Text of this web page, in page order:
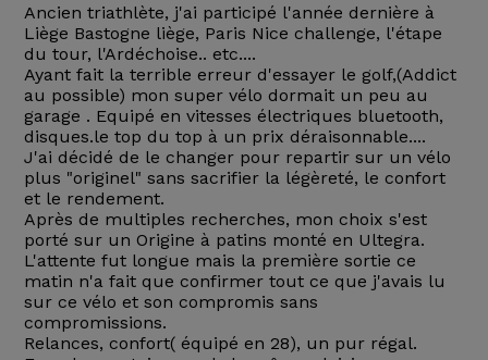
Ancien triathlète, j'ai participé l'année dernière à
Liège Bastogne liège, Paris Nice challenge, l'étape
du tour, l'Ardéchoise.. etc....
Ayant fait la terrible erreur d'essayer le golf,(Addict
au possible) mon super vélo dormait un peu au
garage . Equipé en vitesses électriques bluetooth,
disques.le top du top à un prix déraisonnable....
J'ai décidé de le changer pour repartir sur un vélo
plus "originel" sans sacrifier la légèreté, le confort
et le rendement.
Après de multiples recherches, mon choix s'est
porté sur un Origine à patins monté en Ultegra.
L'attente fut longue mais la première sortie ce
matin n'a fait que confirmer tout ce que j'avais lu
sur ce vélo et son compromis sans
compromissions.
Relances, confort( équipé en 28), un pur régal.